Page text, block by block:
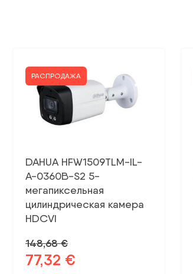
РАСПРОДАЖА
DAHUA HFW1509TLM-IL-
A-0360B-S2 5-
мегапиксельная
цилиндрическая камера
HDCVI
148,68€
Первоначальная
77,32 €